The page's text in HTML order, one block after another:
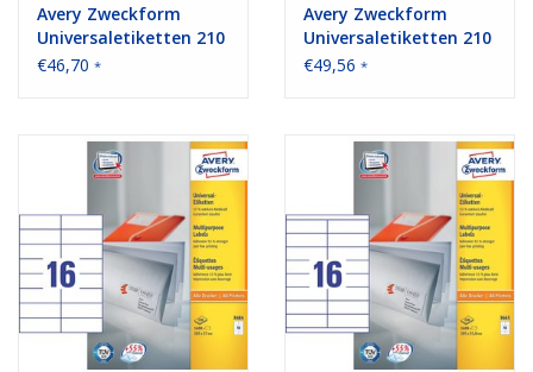
Avery Zweckform
Universaletiketten 210
x 297 mm 100 Blatt
€46,70 *
Avery Zweckform
Universaletiketten 210
x 148 mm 100 Blatt
€49,56 *